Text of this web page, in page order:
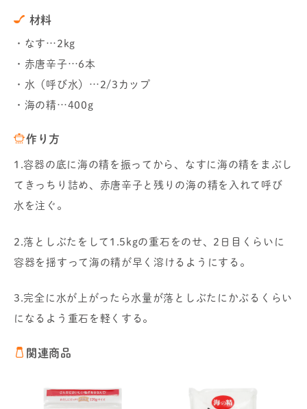
材料
・なす…2kg
・赤唐辛子…6本
・水（呼び水）…2/3カップ
・海の精…400g
作り方
1.容器の底に海の精を振ってから、なすに海の精をまぶし
てきっちり詰め、赤唐辛子と残りの海の精を入れて呼び
水を注ぐ。
2.落としぶたをして1.5kgの重石をのせ、2日目くらいに
容器を揺すって海の精が早く溶けるようにする。
3.完全に水が上がったら水量が落としぶたにかぶるくらい
になるよう重石を軽くする。
関連商品